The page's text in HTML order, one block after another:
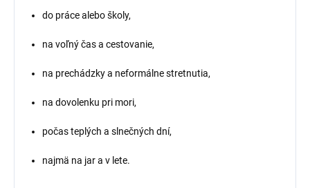
do práce alebo školy,
na voľný čas a cestovanie,
na prechádzky a neformálne stretnutia,
na dovolenku pri mori,
počas teplých a slnečných dní,
najmä na jar a v lete.